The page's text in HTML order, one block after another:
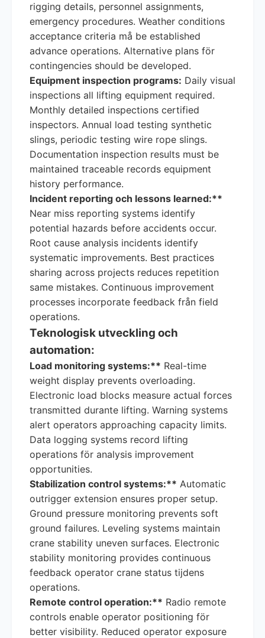
rigging details, personnel assignments,
emergency procedures. Weather conditions
acceptance criteria må be established
advance operations. Alternative plans för
contingencies should be developed.
Equipment inspection programs: Daily visual
inspections all lifting equipment required.
Monthly detailed inspections certified
inspectors. Annual load testing synthetic
slings, periodic testing wire rope slings.
Documentation inspection results must be
maintained traceable records equipment
history performance.
Incident reporting och lessons learned:**
Near miss reporting systems identify
potential hazards before accidents occur.
Root cause analysis incidents identify
systematic improvements. Best practices
sharing across projects reduces repetition
same mistakes. Continuous improvement
processes incorporate feedback från field
operations.
Teknologisk utveckling och
automation:
Load monitoring systems:** Real-time
weight display prevents overloading.
Electronic load blocks measure actual forces
transmitted durante lifting. Warning systems
alert operators approaching capacity limits.
Data logging systems record lifting
operations för analysis improvement
opportunities.
Stabilization control systems:** Automatic
outrigger extension ensures proper setup.
Ground pressure monitoring prevents soft
ground failures. Leveling systems maintain
crane stability uneven surfaces. Electronic
stability monitoring provides continuous
feedback operator crane status tijdens
operations.
Remote control operation:** Radio remote
controls enable operator positioning för
better visibility. Reduced operator exposure